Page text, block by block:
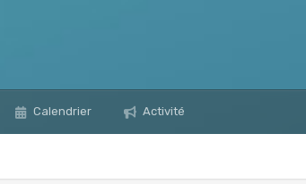
Calendrier Activité